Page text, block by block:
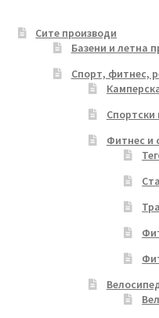
Сите производи
Базени и летна
Спорт, фитнес,
Спортски
Фитнес и